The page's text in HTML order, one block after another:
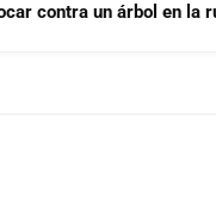
contra un árbol en la